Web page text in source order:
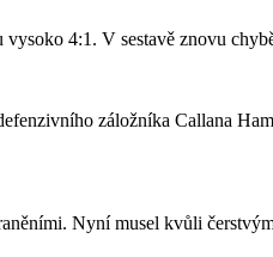
4:1. V sestavě znovu
záložníka Callana
Nyní musel kvůli